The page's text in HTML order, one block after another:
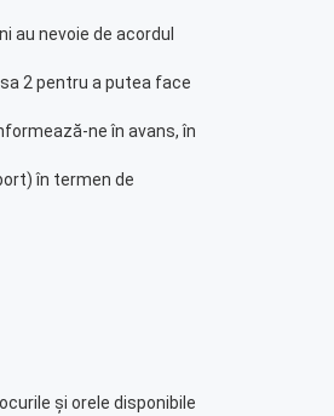
au nevoie de acordul
2 pentru a putea face
ne în avans, în
în termen de
și orele disponibile